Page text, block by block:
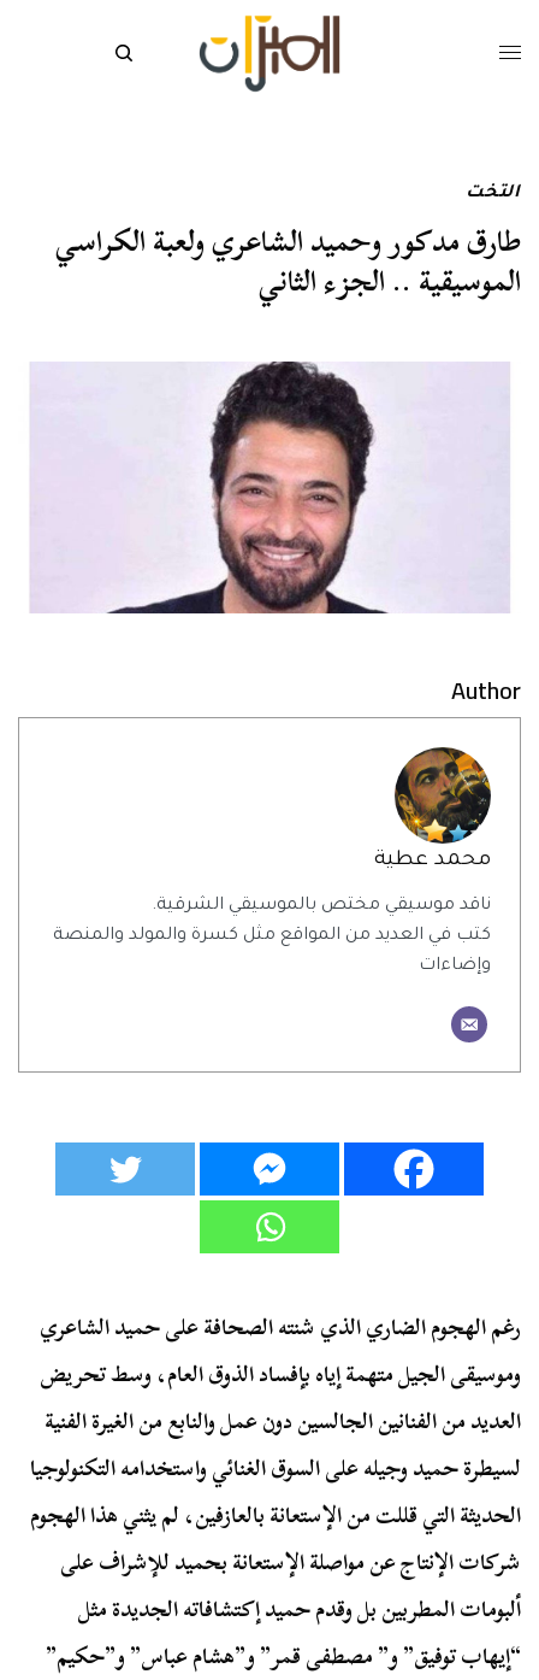
التخت
طارق مدكور وحميد الشاعري ولعبة الكراسي
الموسيقية .. الجزء الثاني
Author
محمد عطية
ناقد موسيقي مختص بالموسيقي الشرقية.
كتب في العديد من المواقع مثل كسرة والمولد والمنصة
وإضاءات
رغم الهجوم الضاري الذي شنته الصحافة على حميد الشاعري
وموسيقى الجيل متهمة إياه بإفساد الذوق العام، وسط تحريض
العديد من الفنانين الجالسين دون عمل والنابع من الغيرة الفنية
لسيطرة حميد وجيله على السوق الغنائي واستخدامه التكنولوجيا
الحديثة التي قللت من الإستعانة بالعازفين، لم يثني هذا الهجوم
شركات الإنتاج عن مواصلة الإستعانة بحميد للإشراف على
ألبومات المطربين بل وقدم حميد إكتشافاته الجديدة مثل
“إيهاب توفيق” و” مصطفى قمر” و”هشام عباس” و”حكيم”